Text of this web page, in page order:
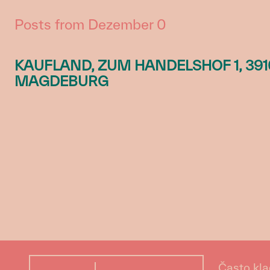
Posts from Dezember 0
KAUFLAND, ZUM HANDELSHOF 1,
MAGDEBURG